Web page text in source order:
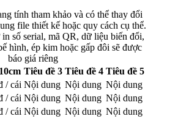
tính tham khảo và có thể thay đổi
file thiết kế hoặc quy cách cụ thể.
số serial, mã QR, dữ liệu biến đổi,
hình, ép kim hoặc gấp đôi sẽ được
báo giá riêng
Tiêu đề 3 Tiêu đề 4 Tiêu đề 5
/ cái Nội dung Nội dung Nội dung
/ cái Nội dung Nội dung Nội dung
/ cái Nội dung Nội dung Nội dung